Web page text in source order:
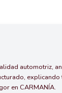
automotriz,
explicando
en CARMANÍA.